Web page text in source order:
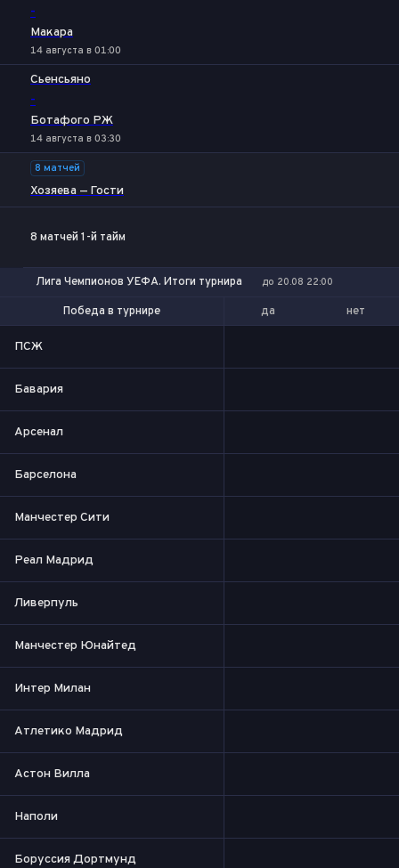
-
Макара
14 августа в 01:00
Сьенсьяно
-
Ботафого РЖ
14 августа в 03:30
8 матчей
Хозяева — Гости
8 матчей 1-й тайм
Лига Чемпионов УЕФА. Итоги турнира до 20.08 22:00
Победа в турнире Выход в финал
да нет
ПСЖ
Бавария
Арсенал
Барселона
Манчестер Сити
Реал Мадрид
Ливерпуль
Манчестер Юнайтед
Интер Милан
Атлетико Мадрид
Астон Вилла
Наполи
Боруссия Дортмунд